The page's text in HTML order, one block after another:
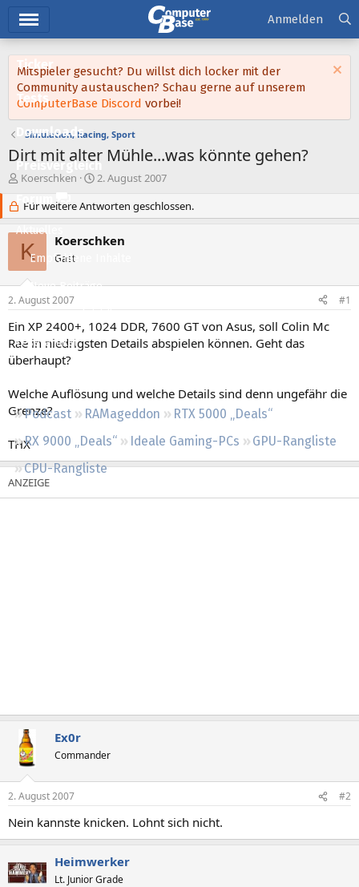
Ticker
Tests
Downloads
Preisvergleich
Forum
Aktuelles
Empfohlene Inhalte
Neue Beiträge
Neueste Aktivitäten
Leserartikel
Podcast RAMageddon
RTX 5000 „Deals“
RX 9000 „Deals“
Ideale Gaming-PCs
GPU-Rangliste
CPU-Rangliste
Anmelden
Mitspieler gesucht? Du willst dich locker mit der
Community austauschen? Schau gerne auf unserem
ComputerBase Discord vorbei!
Simulation, Racing, Sport
Dirt mit alter Mühle...was könnte gehen?
E
r
s
t
e
l
e
Koerschken
E
s
t
e
l
m
2. August 2007
Für weitere Antworten geschlossen.
K Koerschken
Gast
2. August 2007 #1
Ein XP 2400+, 1024 DDR, 7600 GT von Asus, soll Colin Mc
Rae in niedrigsten Details abspielen können. Geht das
überhaupt?
Welche Auflösung und welche Details sind denn ungefähr die
Grenze?
THX
Ex0r
Commander
2. August 2007 #2
Nein kannste knicken. Lohnt sich nicht.
Heimwerker
Lt. Junior Grade